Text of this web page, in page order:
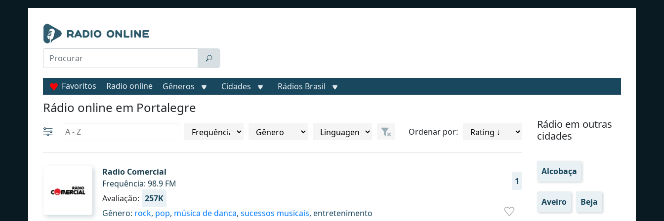
Favoritos Radio online Gêneros Cidades Rádios Brasil
Rádio online em Portalegre
Ordenar por:
Radio Comercial
1
Frequência: 98.9 FM
Avaliação: 257K
Gênero: rock, pop, música de danca, sucessos musicais, entretenimento
Rádio em outras
cidades
Alcobaça
Aveiro Beja